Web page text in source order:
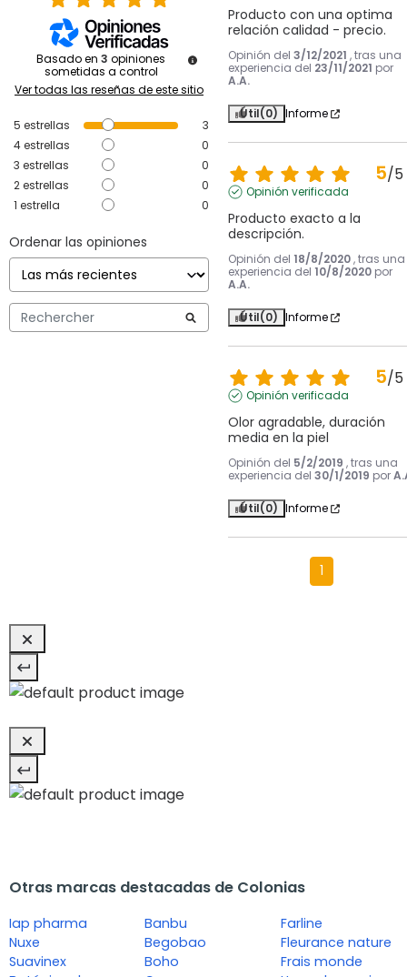
Basado en 3 opiniones
sometidas a control
Ver todas las reseñas de este sitio
5 estrellas
3
4estrellas
0
3 estrellas
0
2estrellas
0
1 estrella 0
Ordenar las opiniones
Producto con una optima
relación calidad - precio.
Opinión del 3/12/2021 , tras una
experiencia del 23/11/2021 por
A.A.
Útil(0) Informe
5/5
Opinión verificada
Producto exacto a la
descripción.
Opinión del 18/8/2020 , tras una
experiencia del 10/8/2020 por
A.A.
Útil(0) Informe
5/5
Opinión verificada
Olor agradable, duración
media en la piel
Opinión del 5/2/2019 , tras una
experiencia del 30/1/2019 por
Útil(0) Informe
1
Otras marcas destacadas de Colonias
Iap pharma
Nuxe
Suavinex
Banbu
Begobao
Boho
Farline
Fleurance nature
Frais monde